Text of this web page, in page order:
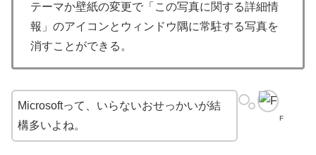
テーマか壁紙の変更で「この写真に関する詳細情
報」のアイコンとウィンドウ隅に常駐する写真を
消すことができる。
F
Microsoftって、いらないおせっかいが結
構多いよね。